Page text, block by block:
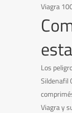
Viagra
Los
Sildenafil
Viagra y